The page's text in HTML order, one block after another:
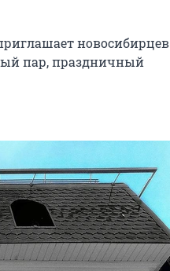
новосибирцев
пар, праздничный